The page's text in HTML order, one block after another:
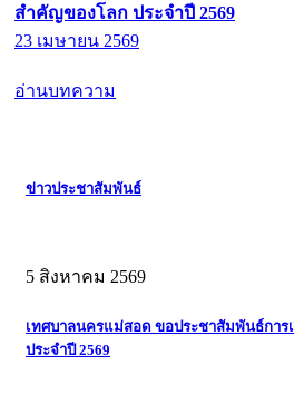
สำคัญของโลก ประจำปี 2569
23 เมษายน 2569
อ่านบทความ
ข่าวประชาสัมพันธ์
5 สิงหาคม 2569
เทศบาลนครแม่สอด ขอประชาสัมพันธ์กา
ประจำปี 2569